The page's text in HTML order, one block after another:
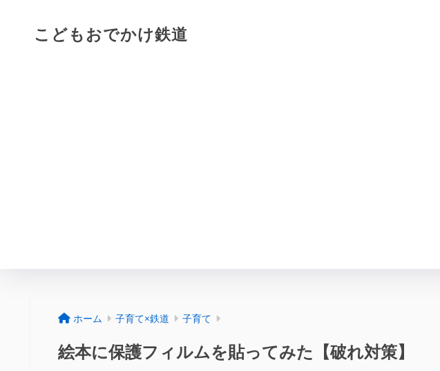
こどもおでかけ鉄道
ホーム 子育て×鉄道 子育て
絵本に保護フィルムを貼ってみた【破れ対策】